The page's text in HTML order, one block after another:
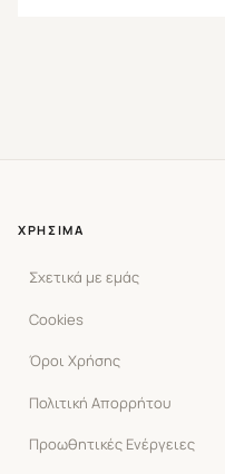
ΧΡΉΣΙΜΑ
Σχετικά με εμάς
Cookies
Όροι Χρήσης
Πολιτική Απορρήτου
Προωθητικές Ενέργειες